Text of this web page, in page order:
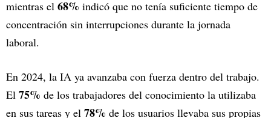
mientras el 68% indicó que no tenía suficiente tiempo de
concentración sin interrupciones durante la jornada
laboral.
En 2024, la IA ya avanzaba con fuerza dentro del trabajo.
El 75% de los trabajadores del conocimiento la utilizaba
en sus tareas y el 78% de los usuarios llevaba sus propias